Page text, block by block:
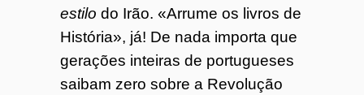
estilo do Irão. «Arrume os livros de
História», já! De nada importa que
gerações inteiras de portugueses
saibam zero sobre a Revolução